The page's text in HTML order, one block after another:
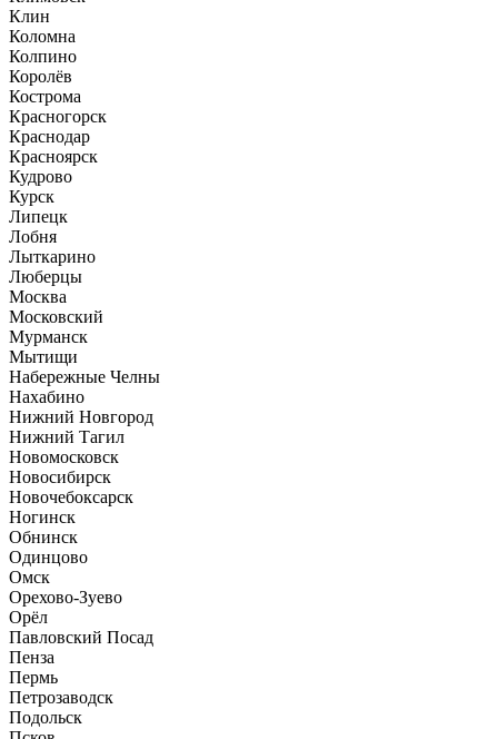
Клин
Коломна
Колпино
Королёв
Кострома
Красногорск
Краснодар
Красноярск
Кудрово
Курск
Липецк
Лобня
Лыткарино
Люберцы
Москва
Московский
Мурманск
Мытищи
Набережные Челны
Нахабино
Нижний Новгород
Нижний Тагил
Новомосковск
Новосибирск
Новочебоксарск
Ногинск
Обнинск
Одинцово
Омск
Орехово-Зуево
Орёл
Павловский Посад
Пенза
Пермь
Петрозаводск
Подольск